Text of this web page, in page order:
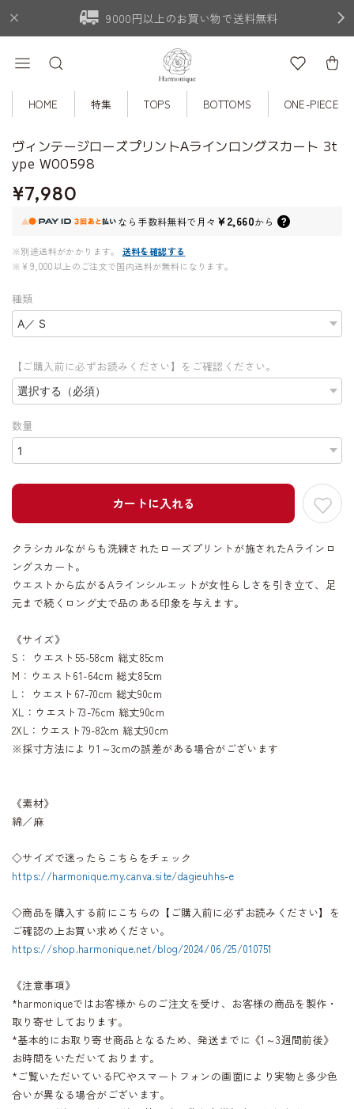
9000円以上のお買い物で送料無料
HOME 特集 TOPS BOTTOMS ONE-PIECE
ヴィンテージローズプリントAラインロングスカート 3t
ype W00598
¥7,980
なら 手数料無料で月々 ¥2,660から
※別途送料がかかります。
送料を確認する
※¥9,000以上のご注文で国内送料が無料になります。
種類
【ご購入前に必ずお読みください】をご確認ください。
数量
カートに入れる
クラシカルながらも洗練されたローズプリントが施されたAラインロ
ングスカート。
ウエストから広がるAラインシルエットが女性らしさを引き立て、足
元まで続くロング丈で品のある印象を与えます。
《サイズ》
S： ウエスト55-58cm 総丈85cm
M：ウエスト61-64cm 総丈85cm
L： ウエスト67-70cm 総丈90cm
XL：ウエスト73-76cm 総丈90cm
2XL：ウエスト79-82cm 総丈90cm
※採寸方法により1～3cmの誤差がある場合がございます
《素材》
綿／麻
◇サイズで迷ったらこちらをチェック
https://harmonique.my.canva.site/dagieuhhs-e
◇商品を購入する前にこちらの【ご購入前に必ずお読みください】を
ご確認の上お買い求めください。
https://shop.harmonique.net/blog/2024/06/25/010751
《注意事項》
*harmoniqueではお客様からのご注文を受け、お客様の商品を製作・
取り寄せしております。
*基本的にお取り寄せ商品となるため、発送までに《1～3週間前後》
お時間をいただいております。
*ご覧いただいているPCやスマートフォンの画面により実物と多少色
合いが異なる場合がございます。